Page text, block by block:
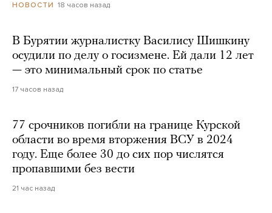
НОВОСТИ 18 часов назад
В Бурятии журналистку Василису Шишкину
осудили по делу о госизмене. Ей дали 12 лет
— это минимальный срок по статье
17 часов назад
77 срочников погибли на границе Курской
области во время вторжения ВСУ в 2024
году. Еще более 30 до сих пор числятся
пропавшими без вести
21 час назад